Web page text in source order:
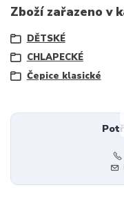
Zboží zařazeno v
DĚTSKÉ
CHLAPECKÉ
Čepice klasické